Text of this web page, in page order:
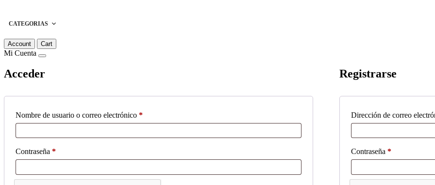
CATEGORIAS
Account Cart
Mi Cuenta
Acceder
Nombre de usuario o correo electrónico *Obligatorio
Contraseña *Obligatorio
Registrarse
Dirección de correo
Contraseña *Obligatorio